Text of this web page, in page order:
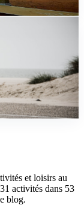
et
cyclotourisme
locations,
et loisirs au
activités dans 53
blog.